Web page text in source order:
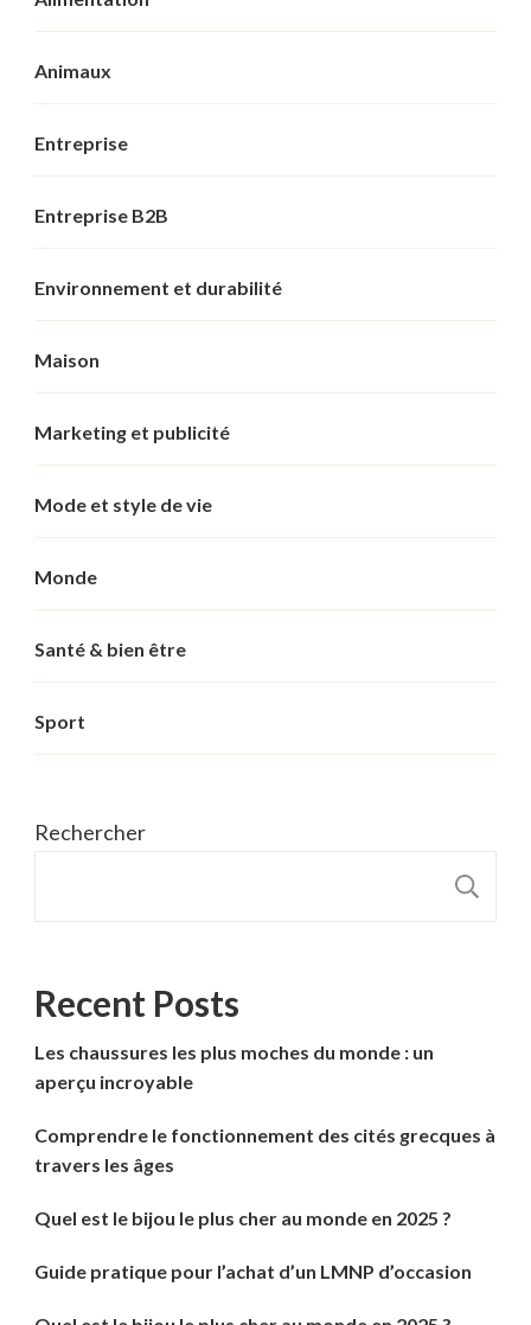
Animaux
Entreprise
Entreprise B2B
Environnement et durabilité
Maison
Marketing et publicité
Mode et style de vie
Monde
Santé & bien être
Sport
Rechercher
Recent Posts
Les chaussures les plus moches du monde : un
aperçu incroyable
Comprendre le fonctionnement des cités grecques à
travers les âges
Quel est le bijou le plus cher au monde en 2025 ?
Guide pratique pour l’achat d’un LMNP d’occasion